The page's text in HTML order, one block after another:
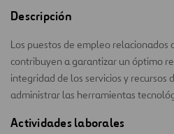
Descripción
Los puestos de empleo relacionados
contribuyen a garantizar un óptimo
integridad de los servicios y recursos
administrar las herramientas
Actividades laborales